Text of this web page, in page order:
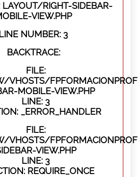
LAYOUT/RIGHT-SIDEBAR-
VIEW.PHP
NUMBER: 3
BACKTRACE:
FILE:
MOBILE-VIEW.PHP
LINE: 3
_ERROR_HANDLER
FILE:
VIEW.PHP
LINE: 3
REQUIRE_ONCE